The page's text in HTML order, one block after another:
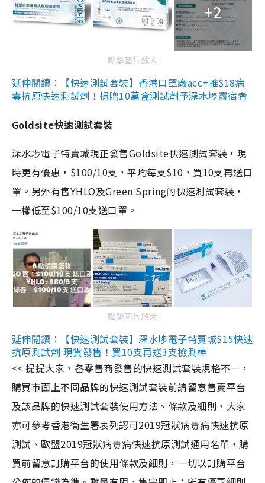
+2
點擊圖片放大
延伸閱讀：【快速測試套裝】香港口罩廠acc+推$18病
毒抗原快速測試劑！捐贈10萬盒測試劑予深水埗露宿者
Goldsite快速測試套裝
深水埗電子特賣城現正發售Goldsite快速測試套裝，現
時更有優惠，$100/10支，平均每支$10，買10支再送口
罩。另外有售YHLO及Green Spring的快速測試套裝，
一樣低至$100/10支送口罩。
點擊圖片放大
延伸閱讀：【快速測試套裝】深水埗電子特賣城$15快速
抗原測試劑 現貨發售！買10支再送3支檢測棒
<< 提提大家，各零售商發售的快速測試套裝規格不一，
購買市面上不同品牌的快速測試套裝前請留意售賣平台
及該品牌的快速測試套裝使用方法、條款及細則，大家
亦可參考香港衞生署表列認可2019冠狀病毒病快速抗原
測試、歐盟2019冠狀病毒病快速抗原測試通用名單，購
買前留意訂購平台的使用條款及細則，一切以訂購平台